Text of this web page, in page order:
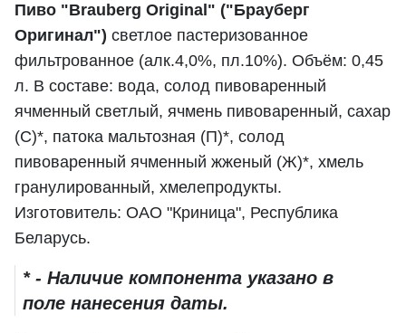
Пиво "Brauberg Original" ("Брауберг
Оригинал") светлое пастеризованное
фильтрованное (алк.4,0%, пл.10%). Объём: 0,45
л. В составе: вода, солод пивоваренный
ячменный светлый, ячмень пивоваренный, сахар
(С)*, патока мальтозная (П)*, солод
пивоваренный ячменный жженый (Ж)*, хмель
гранулированный, хмелепродукты.
Изготовитель: ОАО "Криница", Республика
Беларусь.
* - Наличие компонента указано в
поле нанесения даты.